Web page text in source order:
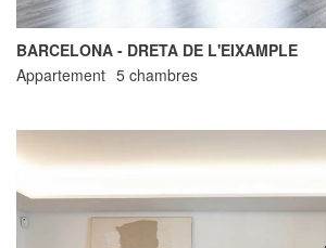
BARCELONA - DRETA DE L'EIXAMPLE
Appartement 5 chambres